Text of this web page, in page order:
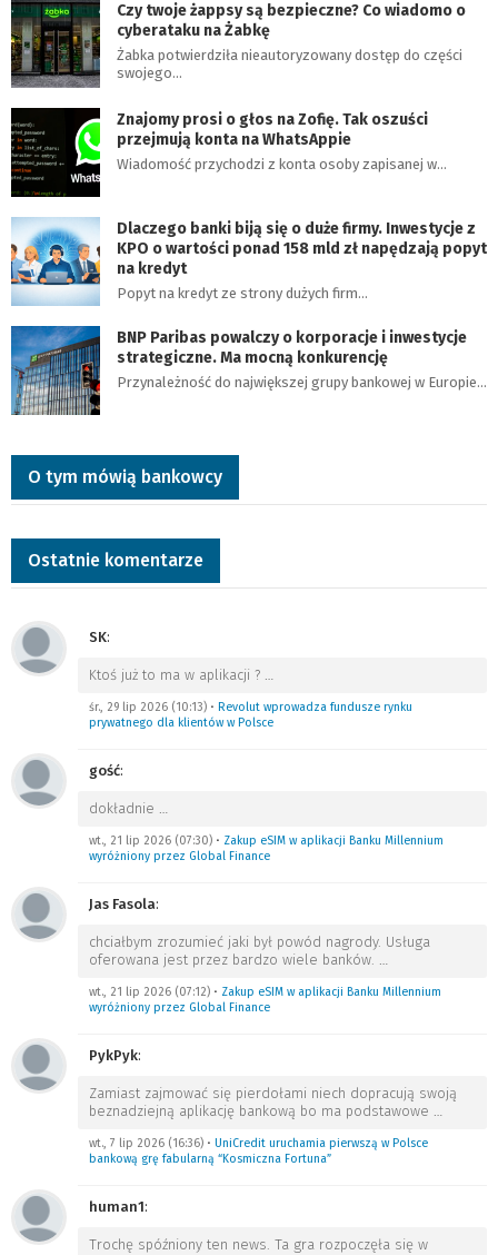
Czy twoje żappsy są bezpieczne? Co wiadomo o
cyberataku na Żabkę
Żabka potwierdziła nieautoryzowany dostęp do części
swojego…
Znajomy prosi o głos na Zofię. Tak oszuści
przejmują konta na WhatsAppie
Wiadomość przychodzi z konta osoby zapisanej w…
Dlaczego banki biją się o duże firmy. Inwestycje z
KPO o wartości ponad 158 mld zł napędzają popyt
na kredyt
Popyt na kredyt ze strony dużych firm…
BNP Paribas powalczy o korporacje i inwestycje
strategiczne. Ma mocną konkurencję
Przynależność do największej grupy bankowej w Europie…
O tym mówią bankowcy
Ostatnie komentarze
SK:
Ktoś już to ma w aplikacji ? …
śr., 29 lip 2026 (10:13) • Revolut wprowadza fundusze rynku
prywatnego dla klientów w Polsce
gość:
dokładnie …
wt., 21 lip 2026 (07:30) • Zakup eSIM w aplikacji Banku Millennium
wyróżniony przez Global Finance
Jas Fasola:
chciałbym zrozumieć jaki był powód nagrody. Usługa
oferowana jest przez bardzo wiele banków. …
wt., 21 lip 2026 (07:12) • Zakup eSIM w aplikacji Banku Millennium
wyróżniony przez Global Finance
PykPyk:
Zamiast zajmować się pierdołami niech dopracują swoją
beznadziejną aplikację bankową bo ma podstawowe …
wt., 7 lip 2026 (16:36) • UniCredit uruchamia pierwszą w Polsce
bankową grę fabularną “Kosmiczna Fortuna”
human1:
Trochę spóźniony ten news. Ta gra rozpoczęła się w